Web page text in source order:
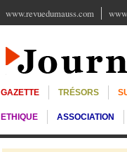
www.revuedumauss.com
GAZETTE TRÉSORS
ETHIQUE ASSOCIATION